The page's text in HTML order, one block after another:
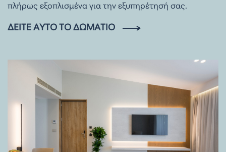
πλήρως εξοπλισμένα για την εξυπηρέτησή σας.
ΔΕΊΤΕ ΑΥΤΌ ΤΟ ΔΩΜΆΤΙΟ